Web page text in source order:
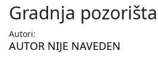
Gradnja
Autori:
AUTOR NIJE NAVEDEN